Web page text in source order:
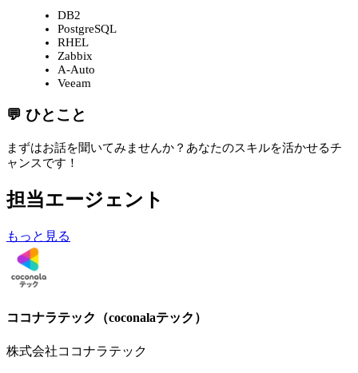
DB2
PostgreSQL
RHEL
Zabbix
A-Auto
Veeam
💬 ひとこと
まずはお話を聞いてみませんか？あなたのスキルを活かせるチ
ャンスです！
担当エージェント
もっと見る
ココナラテック（coconalaテック）
株式会社ココナラテック